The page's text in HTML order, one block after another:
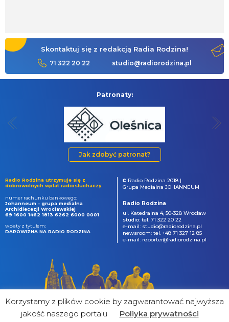
Skontaktuj się z redakcją Radia Rodzina!
71 322 20 22 studio@radiorodzina.pl
Patronaty:
Jak zdobyć patronat?
Radio Rodzina utrzymuje się z
dobrowolnych wpłat radiosłuchaczy.
numer rachunku bankowego:
Johanneum - grupa medialna
Archidiecezji Wrocławskiej
69 1600 1462 1813 6262 6000 0001
wpłaty z tytułem:
DAROWIZNA NA RADIO RODZINA
© Radio Rodzina 2018 |
Grupa Medialna JOHANNEUM
Radio Rodzina
ul. Katedralna 4, 50-328 Wrocław
studio: tel. 71 322 20 22
e-mail: studio@radiorodzina.pl
newsroom: tel. +48 71 327 12 85
e-mail: reporter@radiorodzina.pl
Korzystamy z plików cookie by zagwarantować najwyższa
jakość naszego portalu
Poliyka prywatności